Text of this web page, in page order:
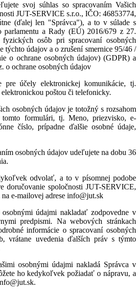
svoj súhlas so spracovaním Vašich
JUT-SERVICE s.r.o., IČO: 46853774,
(ďalej len "Správca"), a to v súlade s
parlamentu a Rady (EÚ) 2016/679 z 27.
osôb pri spracovaní osobných
týchto údajov a o zrušení smernice 95/46 /
o ochrane osobných údajov) (GDPR) a
o ochrane osobných údajov
pre účely elektronickej komunikácie, tj.
poštou či telefonicky.
osobných údajov je totožný s rozsahom
formulári, tj. Meno, priezvisko, e-
číslo, prípadne ďalšie osobné údaje,
osobných údajov udeľujete na dobu 36
odvolať, a to v písomnej podobe
doručovanie spoločnosti JUT-SERVICE,
e-mailovej adrese info@jut.sk
údajmi nakladať zodpovedne v
predpismi. Na webových stránkach
informácie o spracovaní osobných
vrátane uvedenia ďalších práv s týmto
osobnými údajmi nakladá Správca v
ho kedykoľvek požiadať o nápravu, a